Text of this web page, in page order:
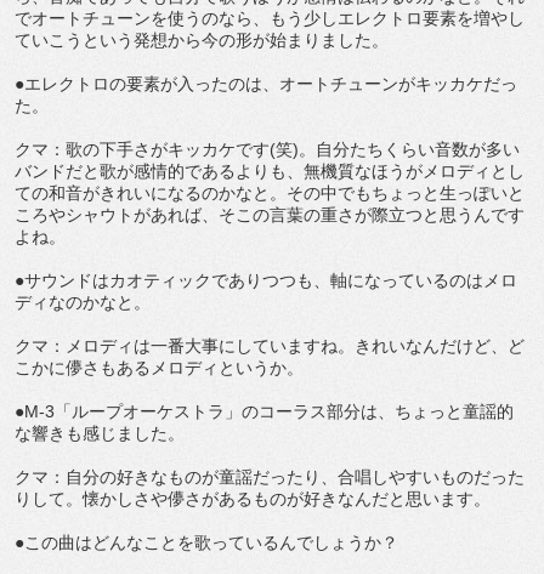
でオートチューンを使うのなら、もう少しエレクトロ要素を増やし
ていこうという発想から今の形が始まりました。
●エレクトロの要素が入ったのは、オートチューンがキッカケだっ
た。
クマ：歌の下手さがキッカケです(笑)。自分たちくらい音数が多い
バンドだと歌が感情的であるよりも、無機質なほうがメロディとし
ての和音がきれいになるのかなと。その中でもちょっと生っぽいと
ころやシャウトがあれば、そこの言葉の重さが際立つと思うんです
よね。
●サウンドはカオティックでありつつも、軸になっているのはメロ
ディなのかなと。
クマ：メロディは一番大事にしていますね。きれいなんだけど、ど
こかに儚さもあるメロディというか。
●M-3「ループオーケストラ」のコーラス部分は、ちょっと童謡的
な響きも感じました。
クマ：自分の好きなものが童謡だったり、合唱しやすいものだった
りして。懐かしさや儚さがあるものが好きなんだと思います。
●この曲はどんなことを歌っているんでしょうか？